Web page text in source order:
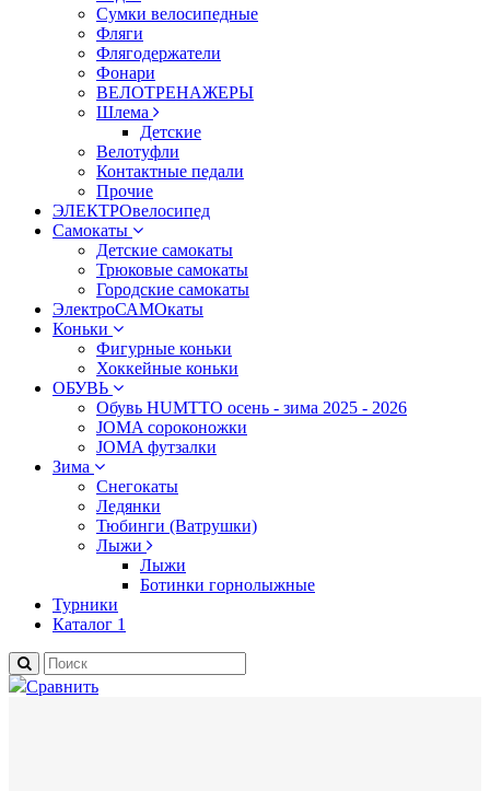
Сумки велосипедные
Фляги
Флягодержатели
Фонари
ВЕЛОТРЕНАЖЕРЫ
Шлема
Детские
Велотуфли
Контактные педали
Прочие
ЭЛЕКТРОвелосипед
Самокаты
Детские самокаты
Трюковые самокаты
Городские самокаты
ЭлектроСАМОкаты
Коньки
Фигурные коньки
Хоккейные коньки
ОБУВЬ
Обувь HUMTTO осень - зима 2025 - 2026
JOMA сороконожки
JOMA футзалки
Зима
Снегокаты
Ледянки
Тюбинги (Ватрушки)
Лыжи
Лыжи
Ботинки горнолыжные
Турники
Каталог 1
Сравнить